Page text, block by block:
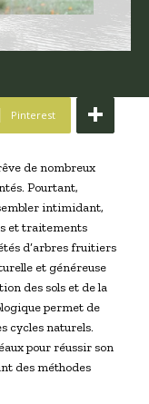
Pinterest
de nombreux
Pourtant,
intimidant,
et traitements
d’arbres fruitiers
et généreuse
des sols et de la
permet de
cycles naturels.
pour réussir son
des méthodes